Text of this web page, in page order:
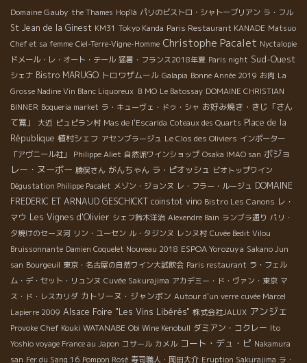
Domaine Gauby the Thames Hop'là パリのビストロ・シャトーブリアン ラ・フル
St Jean de la Ginest KM31 Tokyo Kanda Paris Restaurant KANADE Matsuo
Chef et sa femme Ciel-Terre-Vigne-Homme Christophe Pacalet Nyctalopie
ドメール・レ・オート・テール 猛暑・フランス2018年夏 Paris night Sud-Ouest
シェナ Bistro MARUGO トロワザムール Galapia Bonne Année 2019 お肉 La
Grosse Nadine Vin Blanc Liquoreux ＢＭО Le Batossay DOMAINE CHRISTIAN
BINNER Boqueria market ラ・キューヴェ・ドゥ・シャ お好み焼き・きじ「さん
て寛」
大近 ピュピラン村 Mas de l'Escarida Coteaux des Quarts Place de la
République 植村シェフ アセンブラージュ Le Clos des Oliviers インポーター
「アヴニール社」
Philippe Aliet 自然派ワインショップ Osaka IMAO san ボジョ
レー・ヌーボー 勝俣さん がんちゃん ラ・ピオッシュ ビオトップワイン
Dégustation Philippe Pacalet メゾン・ジョンヌ レ・フラー・ルージュ DOMAINE
FREDERIC ET ARNAUD GESCHICKT coinstot vino Bistro Les Canons レ・
マウ Les Vignes d'Olivier シェフ鈴木洋治 Alexendre Bain ランブラ通り パリ・
夕焼けのセーヌ河 リン・ユーセン ル・タジンヌ レンヌ村 Cuvée Bedit Vilou
Bruissonnante Damien Coquelet Nouveau 2018 ESPOA Yorozuya Sakano Jun
san Bourgeuil 東京・名古屋の自然ワイン大試飲会 Paris restaurant ラ・フェル
ム・デ・セット・リュンヌ Cuvée Sakurajima アカデミー・ド・ヴァン・東京 マ
ス・ド・レスカリダ カトリーヌ・ジャンボン Autour d'un verre cuvée Marcel
Lapierre 2009 Alsace Foire "Les Vins Libérés" 株式会社JALUX アンジェ
Provoke Chef Kouki WATANABE Obi Wine Kenobull ダミアン・コクレー Ito
Yoshio voyage France au Japon コサール カメル コート・デュ・ピ Nakamura
san Fer du Sang 16 Pompon Rosé 寿司職人・岡田大介 Eruption Sakurajima ラ・